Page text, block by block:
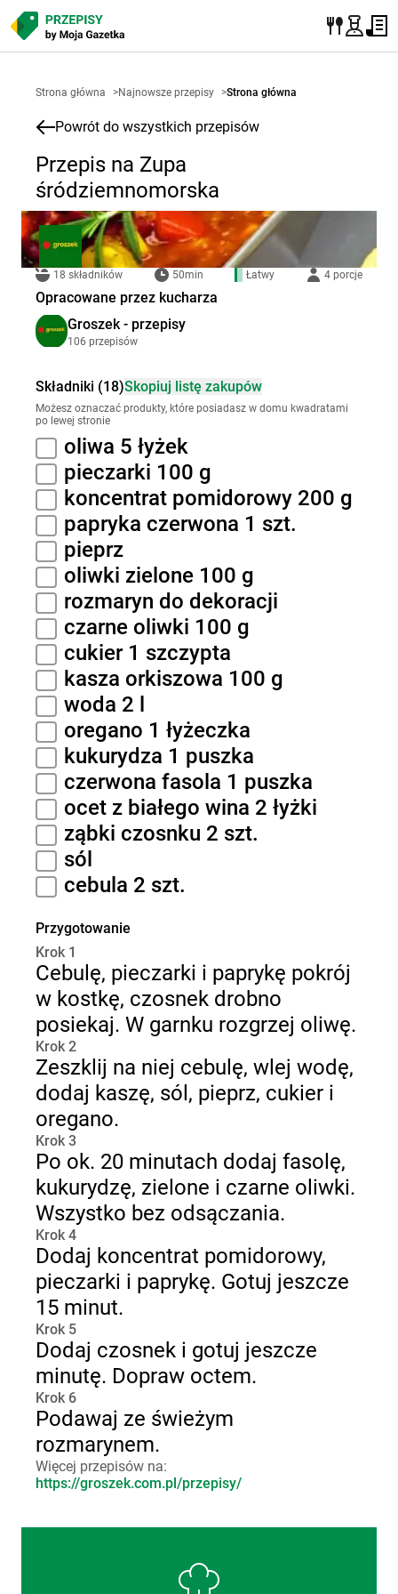
Strona główna >Najnowsze przepisy >Strona główna
Powrót do wszystkich przepisów
Przepis na Zupa
śródziemnomorska
18 składników 50min Łatwy 4 porcje
Opracowane przez kucharza
Groszek - przepisy
106 przepisów
Składniki (18)Skopiuj listę zakupów
Możesz oznaczać produkty, które posiadasz w domu kwadratami
po lewej stronie
oliwa 5 łyżek
pieczarki 100 g
koncentrat pomidorowy 200 g
papryka czerwona 1 szt.
pieprz
oliwki zielone 100 g
rozmaryn do dekoracji
czarne oliwki 100 g
cukier 1 szczypta
kasza orkiszowa 100 g
woda 2 l
oregano 1 łyżeczka
kukurydza 1 puszka
czerwona fasola 1 puszka
ocet z białego wina 2 łyżki
ząbki czosnku 2 szt.
sól
cebula 2 szt.
Przygotowanie
Krok 1
Cebulę, pieczarki i paprykę pokrój
w kostkę, czosnek drobno
posiekaj. W garnku rozgrzej oliwę.
Krok 2
Zeszklij na niej cebulę, wlej wodę,
dodaj kaszę, sól, pieprz, cukier i
oregano.
Krok 3
Po ok. 20 minutach dodaj fasolę,
kukurydzę, zielone i czarne oliwki.
Wszystko bez odsączania.
Krok 4
Dodaj koncentrat pomidorowy,
pieczarki i paprykę. Gotuj jeszcze
15 minut.
Krok 5
Dodaj czosnek i gotuj jeszcze
minutę. Dopraw octem.
Krok 6
Podawaj ze świeżym
rozmarynem.
Więcej przepisów na:
https://groszek.com.pl/przepisy/